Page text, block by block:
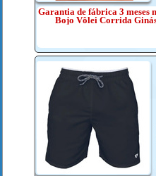
Garantia de fábrica 3 meses
Bojo Vôlei Corrida